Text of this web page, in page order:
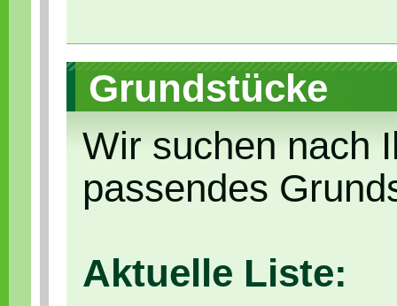
Grundstücke
Wir suchen nach
passendes
Aktuelle Liste: